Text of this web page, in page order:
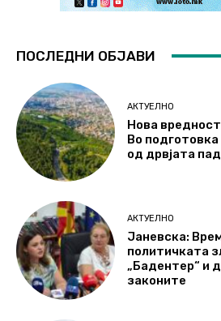
ПОСЛЕДНИ ОБЈАВИ
АКТУЕЛНО
Нова
Во
од дрвјата
АКТУЕЛНО
Јаневска:
политичката
„Бадентер“ и
законите